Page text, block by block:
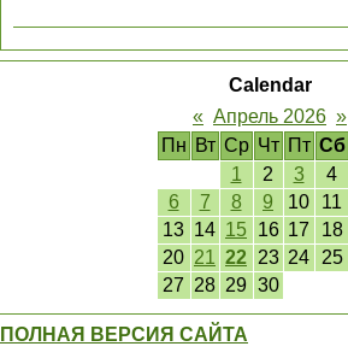
Calendar
« Апрель 2026 »
Пн Вт Ср Чт Пт Сб
1
2 3 4
6
7 8 9 10 11
13 14 15 16 17 18
20 21 22 23 24 25
27 28 29 30
ПОЛНАЯ ВЕРСИЯ САЙТА